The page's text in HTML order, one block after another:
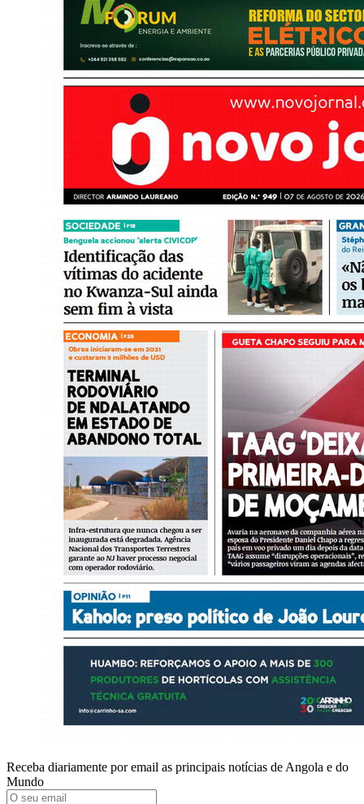
Receba diariamente por email as principais notícias de Angola e do
Mundo